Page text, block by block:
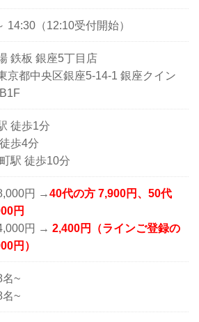
14:30（12:10受付開始）
鉄板 銀座5丁目店
京都中央区銀座5-14-1 銀座クイン
徒歩1分
歩4分
駅 徒歩10分
円 →40代の方 7,900円、50代
円
円 →2,400円（ラインご登録の
円）
名~
名~